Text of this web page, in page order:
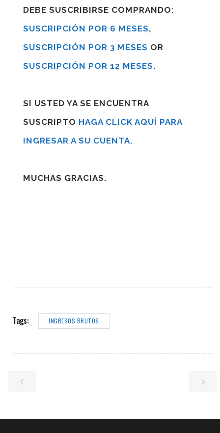
DEBE SUSCRIBIRSE COMPRANDO:
SUSCRIPCIÓN POR 6 MESES,
SUSCRIPCIÓN POR 3 MESES OR
SUSCRIPCIÓN POR 12 MESES.
SI USTED YA SE ENCUENTRA
SUSCRIPTO HAGA CLICK AQUÍ PARA
INGRESAR A SU CUENTA.
MUCHAS GRACIAS.
Tags: INGRESOS BRUTOS